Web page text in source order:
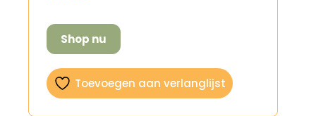
Shop nu
Toevoegen aan verlanglijst